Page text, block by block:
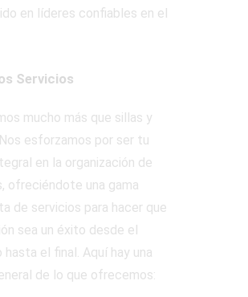
en líderes confiables en el
Servicios
mucho más que sillas y
esforzamos por ser tu
en la organización de
ofreciéndote una gama
de servicios para hacer que
sea un éxito desde el
hasta el final. Aquí hay una
de lo que ofrecemos: